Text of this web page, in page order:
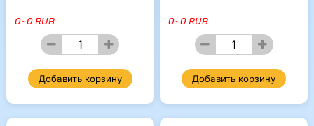
0~0 RUB 0~0 RUB